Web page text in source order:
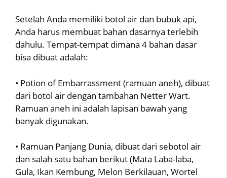
Setelah Anda memiliki botol air dan bubuk api,
Anda harus membuat bahan dasarnya terlebih
dahulu. Tempat-tempat dimana 4 bahan dasar
bisa dibuat adalah:
• Potion of Embarrassment (ramuan aneh), dibuat
dari botol air dengan tambahan Netter Wart.
Ramuan aneh ini adalah lapisan bawah yang
banyak digunakan.
• Ramuan Panjang Dunia, dibuat dari sebotol air
dan salah satu bahan berikut (Mata Laba-laba,
Gula, Ikan Kembung, Melon Berkilauan, Wortel